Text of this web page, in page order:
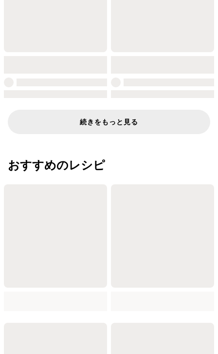
続きをもっと見る
おすすめのレシピ